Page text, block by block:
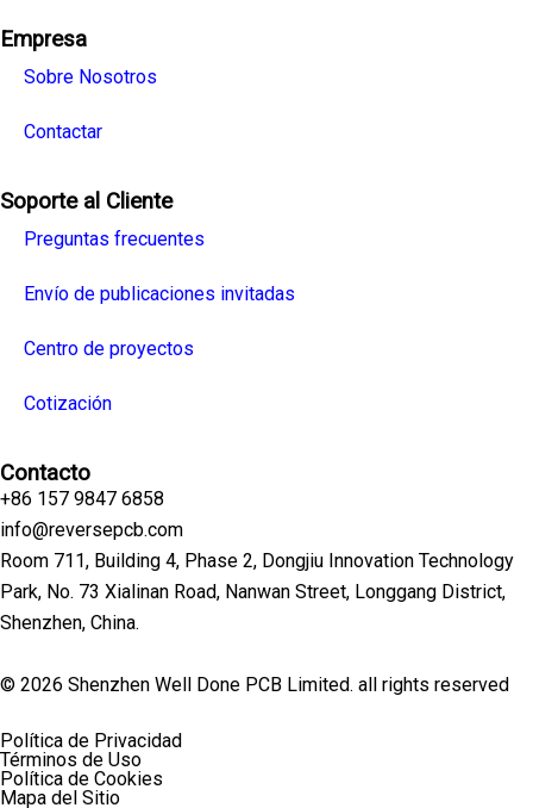
Empresa
Sobre Nosotros
Contactar
Soporte al Cliente
Preguntas frecuentes
Envío de publicaciones invitadas
Centro de proyectos
Cotización
Contacto
+86 157 9847 6858
info@reversepcb.com
Room 711, Building 4, Phase 2, Dongjiu Innovation Technology
Park, No. 73 Xialinan Road, Nanwan Street, Longgang District,
Shenzhen, China.
© 2026 Shenzhen Well Done PCB Limited. all rights reserved
Política de Privacidad
Términos de Uso
Política de Cookies
Mapa del Sitio